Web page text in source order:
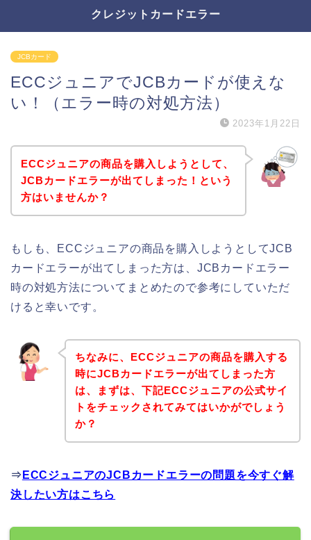
クレジットカードエラー
JCBカード
ECCジュニアでJCBカードが使えな
い！（エラー時の対処方法）
2023年1月22日
ECCジュニアの商品を購入しようとして、
JCBカードエラーが出てしまった！という
方はいませんか？
もしも、ECCジュニアの商品を購入しようとしてJCB
カードエラーが出てしまった方は、JCBカードエラー
時の対処方法についてまとめたので参考にしていただ
けると幸いです。
ちなみに、ECCジュニアの商品を購入する
時にJCBカードエラーが出てしまった方
は、まずは、下記ECCジュニアの公式サイ
トをチェックされてみてはいかがでしょう
か？
⇒ ECCジュニアのJCBカードエラーの問題を今すぐ解
決したい方はこちら